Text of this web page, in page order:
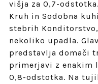
višja za 0,7-
Kruh in Sodobna
stebrih
nekoliko upadla.
predstavlja domači
primerjavi z enakim
0,8-odstotka. Na